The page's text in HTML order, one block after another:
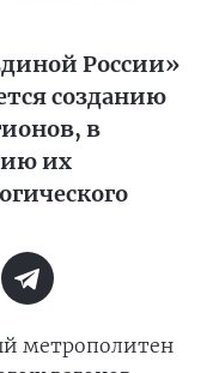
России»
созданию
в
их
метрополитен